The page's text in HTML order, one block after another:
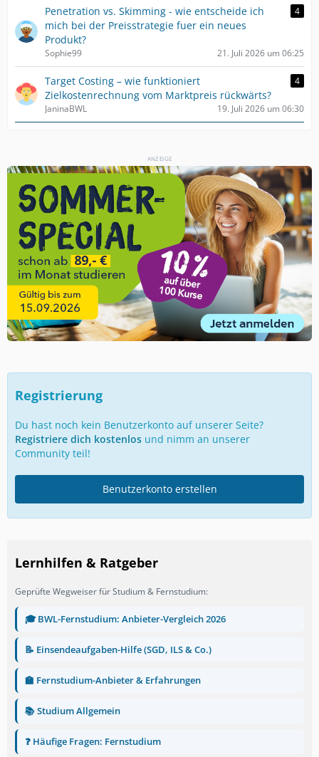
Penetration vs. Skimming - wie entscheide ich
mich bei der Preisstrategie fuer ein neues
Produkt?
4
Sophie99 21. Juli 2026 um 06:25
Target Costing – wie funktioniert
Zielkostenrechnung vom Marktpreis rückwärts?
4
JaninaBWL 19. Juli 2026 um 06:30
ANZEIGE
Registrierung
Du hast noch kein Benutzerkonto auf unserer Seite?
Registriere dich kostenlos und nimm an unserer
Community teil!
Benutzerkonto erstellen
Lernhilfen & Ratgeber
Geprüfte Wegweiser für Studium & Fernstudium:
🎓 BWL-Fernstudium: Anbieter-Vergleich 2026
📝 Einsendeaufgaben-Hilfe (SGD, ILS & Co.)
🏫 Fernstudium-Anbieter & Erfahrungen
📚 Studium Allgemein
❓ Häufige Fragen: Fernstudium